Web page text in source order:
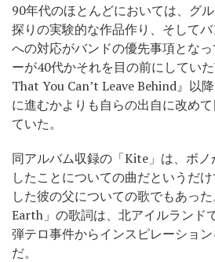
90年代のほとんどにおいては、グ
探りの実験的な作品作り、そして
への対応がバンドの優先事項とな
ーが40代かそれを目の前にしてい
That You Can’t Leave Behind』以
に進むかよりも自らの出自に改め
ていた。
同アルバム収録の「Kite」は、ボ
したことについての曲だというだ
した彼の父についての歌でもあっ
Earth」の歌詞は、北アイルランド
弾テロ事件からインスピレーショ
だ。